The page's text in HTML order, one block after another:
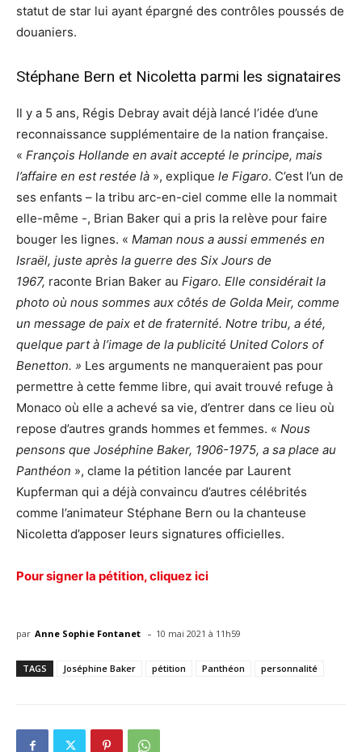
statut de star lui ayant épargné des contrôles poussés de
douaniers.
Stéphane Bern et Nicoletta parmi les signataires
Il y a 5 ans, Régis Debray avait déjà lancé l’idée d’une
reconnaissance supplémentaire de la nation française.
« François Hollande en avait accepté le principe, mais
l’affaire en est restée là », explique le Figaro. C’est l’un de
ses enfants – la tribu arc-en-ciel comme elle la nommait
elle-même -, Brian Baker qui a pris la relève pour faire
bouger les lignes. « Maman nous a aussi emmenés en
Israël, juste après la guerre des Six Jours de
1967, raconte Brian Baker au Figaro. Elle considérait la
photo où nous sommes aux côtés de Golda Meir, comme
un message de paix et de fraternité. Notre tribu, a été,
quelque part à l’image de la publicité United Colors of
Benetton. » Les arguments ne manqueraient pas pour
permettre à cette femme libre, qui avait trouvé refuge à
Monaco où elle a achevé sa vie, d’entrer dans ce lieu où
repose d’autres grands hommes et femmes. « Nous
pensons que Joséphine Baker, 1906-1975, a sa place au
Panthéon », clame la pétition lancée par Laurent
Kupferman qui a déjà convaincu d’autres célébrités
comme l’animateur Stéphane Bern ou la chanteuse
Nicoletta d’apposer leurs signatures officielles.
Pour signer la pétition, cliquez ici
par Anne Sophie Fontanet - 10 mai 2021 à 11h59
TAGS Joséphine Baker pétition Panthéon personnalité